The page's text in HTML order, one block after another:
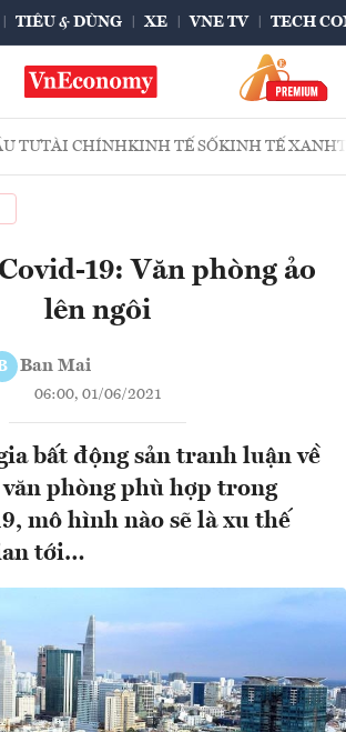
TIÊU & DÙNG XE VNE TV TECH
TƯTÀI CHÍNHKINH TẾ SỐKINH TẾ XANH
19: Văn phòng ảo
lên ngôi
Ban Mai
06:00, 01/06/2021
bất động sản tranh luận về
phòng phù hợp trong
mô hình nào sẽ là xu thế
tới…